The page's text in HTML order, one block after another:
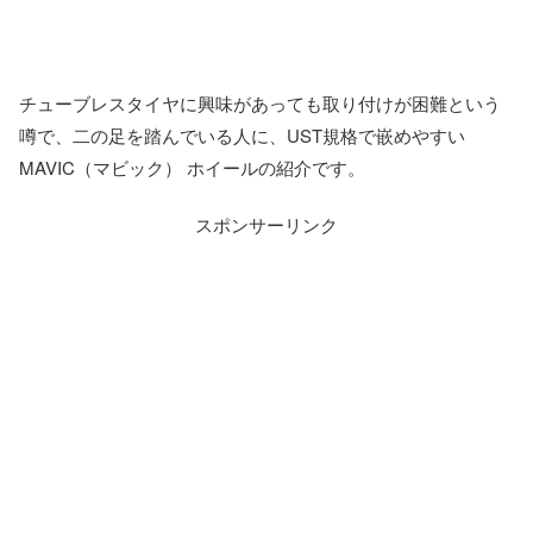
チューブレスタイヤに興味があっても取り付けが困難という
噂で、二の足を踏んでいる人に、UST規格で嵌めやすい
MAVIC（マビック） ホイールの紹介です。
スポンサーリンク